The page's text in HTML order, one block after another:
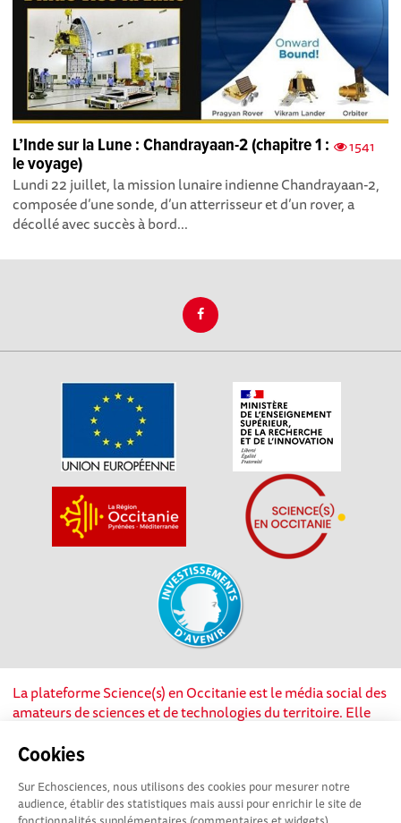
Cookies
Sur Echosciences, nous utilisons des cookies pour mesurer notre
audience, établir des statistiques mais aussi pour enrichir le site de
1541
L’Inde sur la Lune : Chandrayaan-2 (chapitre 1 :
le voyage)
Lundi 22 juillet, la mission lunaire indienne Chandrayaan-2,
composée d’une sonde, d’un atterrisseur et d’un rover, a
décollé avec succès à bord...
La plateforme Science(s) en Occitanie est le média social des
amateurs de sciences et de technologies du territoire. Elle
soutien de nombreux acteurs locaux. Ce projet est cofinancé
l’Union européenne via les fonds européen de
développement régional. Science(s) en Occitanie est une